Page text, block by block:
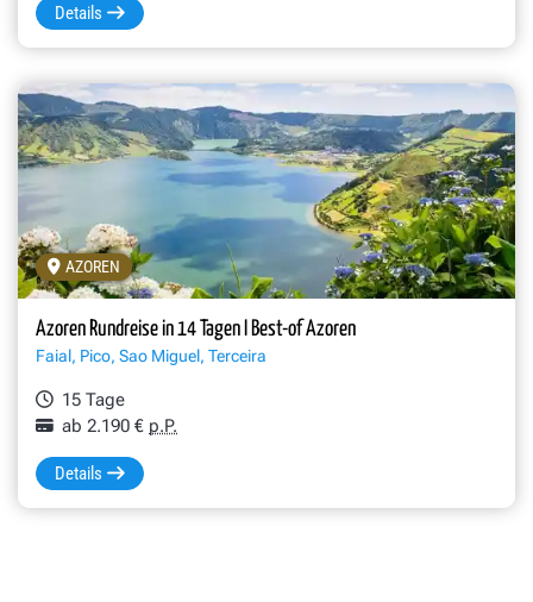
Details
AZOREN
Azoren Rundreise in 14 Tagen I Best-of Azoren
Faial, Pico, Sao Miguel, Terceira
15 Tage
ab 2.190 € p.P.
Details